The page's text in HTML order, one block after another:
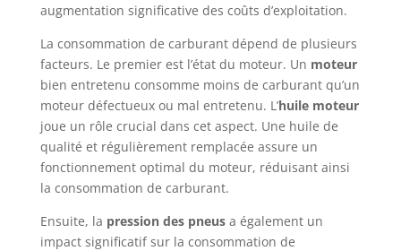
augmentation significative des coûts d’exploitation.
La consommation de carburant dépend de plusieurs
facteurs. Le premier est l’état du moteur. Un moteur
bien entretenu consomme moins de carburant qu’un
moteur défectueux ou mal entretenu. L’huile moteur
joue un rôle crucial dans cet aspect. Une huile de
qualité et régulièrement remplacée assure un
fonctionnement optimal du moteur, réduisant ainsi
la consommation de carburant.
Ensuite, la pression des pneusa également un
impact significatif sur la consommation de